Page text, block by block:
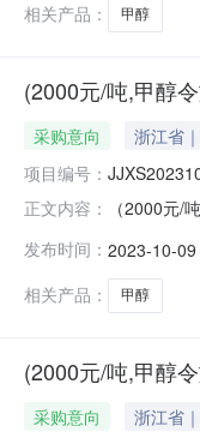
相关产品：
甲醇
(2000元/吨,甲醇
采购意向 浙江省
项目编号：
正文内容：
（2000元/
场）公布东
发布时间： 2023-10-
相关产品：
甲醇
(2000元/吨,甲醇
采购意向 浙江省